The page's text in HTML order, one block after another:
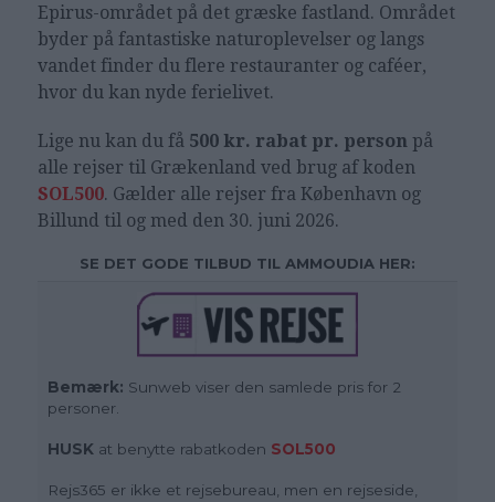
Epirus-området på det græske fastland. Området
byder på fantastiske naturoplevelser og langs
vandet finder du flere restauranter og caféer,
hvor du kan nyde ferielivet.
Lige nu kan du få500 kr. rabat pr. personpå
alle rejser til Grækenland ved brug af koden
SOL500. Gælder alle rejser fra København og
Billund til og med den 30. juni 2026.
SE DET GODE TILBUD TIL AMMOUDIA HER:
Bemærk: Sunweb viser den samlede pris for 2
personer.
HUSK at benytte rabatkoden SOL500
Rejs365 er ikke et rejsebureau, men en rejseside,